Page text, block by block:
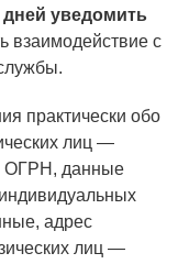
уведомить
взаимодействие с
практически обо
лиц —
ОГРН, данные
адрес
лиц —